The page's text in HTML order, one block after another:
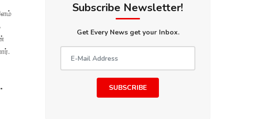
Subscribe Newsletter!
Get Every News get your Inbox.
SUBSCRIBE